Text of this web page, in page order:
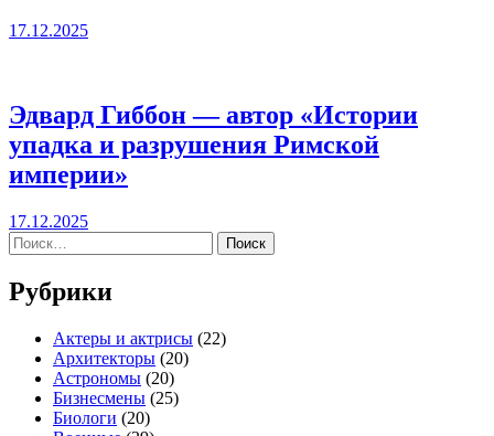
17.12.2025
Эдвард Гиббон — автор «Истории
упадка и разрушения Римской
империи»
17.12.2025
Найти:
Рубрики
Актеры и актрисы (22)
Архитекторы (20)
Астрономы (20)
Бизнесмены (25)
Биологи (20)